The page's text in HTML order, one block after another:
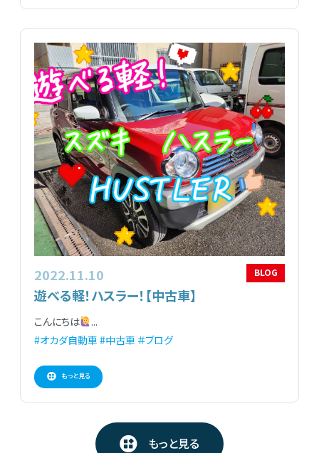
2022.11.10 BLOG
遊べる軽！ハスラー！【中古車】
こんにちは
...
#オカダ自動車 #中古車 ＃ブログ
もっと見る
もっと見る